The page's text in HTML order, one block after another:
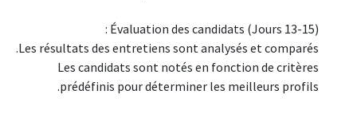
Évaluation des candidats (Jours 13-15) :
Les résultats des entretiens sont analysés et comparés.
Les candidats sont notés en fonction de critères
prédéfinis pour déterminer les meilleurs profils.